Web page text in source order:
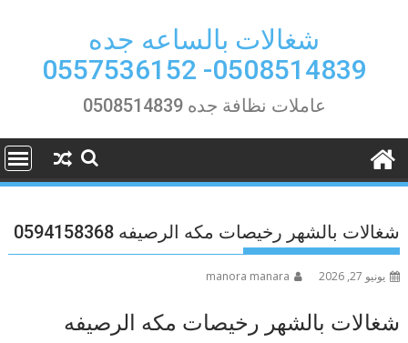
شغالات بالساعه جده
0508514839- 0557536152
عاملات نظافة جده 0508514839
شغالات بالشهر رخيصات مكه الرصيفه 0594158368
يونيو 27, 2026 manora manara
شغالات بالشهر رخيصات مكه الرصيفه